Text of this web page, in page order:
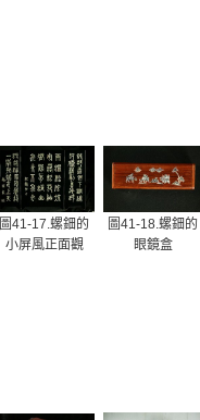
圖41-17.螺鈿的
小屏風正面觀
圖41-18.螺鈿的
眼鏡盒